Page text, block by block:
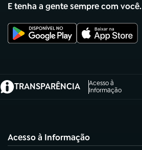
E tenha a gente sempre com você.
TRANSPARÊNCIA
Acesso à
Informação
(abre em nova aba)
Acesso à Informação